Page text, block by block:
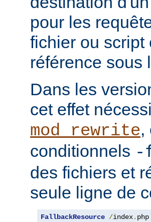
pour les
fichier ou script
référence sous
Dans les
cet effet
mod_rewrite,
conditionnels -
des fichiers et
seule ligne de
FallbackResource /index. php